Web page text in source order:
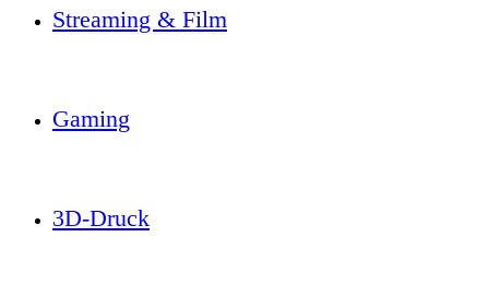
Streaming & Film
Gaming
3D-Druck